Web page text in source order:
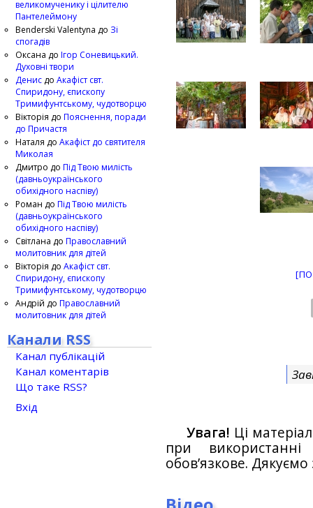
Увага! Ці
при
обов’язкове.
великомученику і цілителю
Пантелеймону
Benderski Valentyna до Зі
спогадів
Оксана до Ігор Соневицький.
Духовні твори
Денис до Акафіст свт.
Спиридону, єпископу
Тримифунтському, чудотворцю
Вікторія до Пояснення, поради
до Причастя
Наталя до Акафіст до святителя
Миколая
Дмитро до Під Твою милість
(давньоукраїнського
обихідного наспіву)
Роман до Під Твою милість
(давньоукраїнського
обихідного наспіву)
Світлана до Православний
молитовник для дітей
Вікторія до Акафіст свт.
Спиридону, єпископу
Тримифунтському, чудотворцю
Андрій до Православний
молитовник для дітей
Канали RSS
Канал публікацій
Канал коментарів
Що таке RSS?
Вхід